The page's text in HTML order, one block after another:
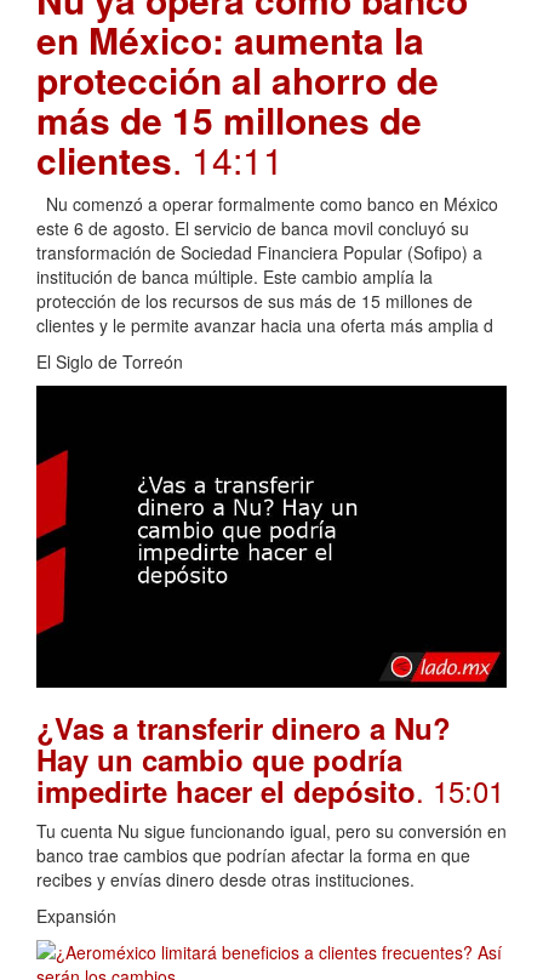
en México: aumenta la
protección al ahorro de
más de 15 millones de
clientes. 14:11
Nu comenzó a operar formalmente como banco en México
este 6 de agosto. El servicio de banca movil concluyó su
transformación de Sociedad Financiera Popular (Sofipo) a
institución de banca múltiple. Este cambio amplía la
protección de los recursos de sus más de 15 millones de
clientes y le permite avanzar hacia una oferta más amplia d
El Siglo de Torreón
¿Vas a transferir dinero a Nu?
Hay un cambio que podría
impedirte hacer el depósito. 15:01
Tu cuenta Nu sigue funcionando igual, pero su conversión en
banco trae cambios que podrían afectar la forma en que
recibes y envías dinero desde otras instituciones.
Expansión